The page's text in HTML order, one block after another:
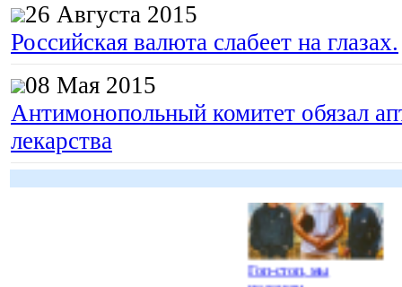
26 Августа 2015
Российская валюта слабеет на глазах.
08 Мая 2015
Антимонопольный комитет обязал
лекарства
Гоп-стоп, мы
подошли...